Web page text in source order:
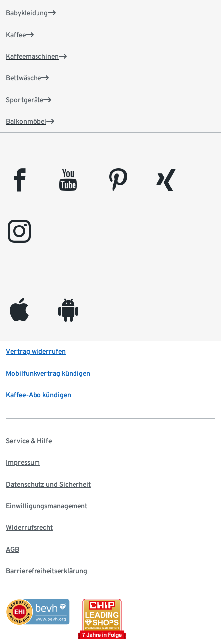
Babykleidung
Kaffee
Kaffeemaschinen
Bettwäsche
Sportgeräte
Balkonmöbel
facebook youtube pinterest
xing
instagram
appleinc android
Vertrag widerrufen
Mobilfunkvertrag kündigen
Kaffee-Abo kündigen
Service & Hilfe
Impressum
Datenschutz und Sicherheit
Einwilligungsmanagement
Widerrufsrecht
AGB
Barrierefreiheitserklärung